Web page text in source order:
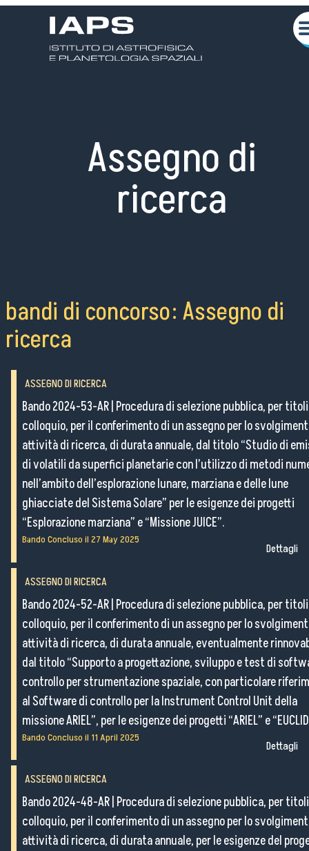
Assegno di
ricerca
bandi di concorso: Assegno di
ricerca
ASSEGNO DI RICERCA
Bando 2024-53-AR Procedura di selezione pubblica, per
colloquio, per il conferimento di un assegno per lo
attività di ricerca, di durata annuale, dal titolo “Studio di
di volatili da superfici planetarie con l’utilizzo di metodi
nell’ambito dell’esplorazione lunare, marziana e delle lune
ghiacciate del Sistema Solare” per le esigenze dei progetti
“Esplorazione marziana” e “Missione JUICE”.
Bando Concluso il 27 May 2025
Dettagli
ASSEGNO DI RICERCA
Bando 2024-52-AR Procedura di selezione pubblica, per
colloquio, per il conferimento di un assegno per lo
attività di ricerca, di durata annuale, eventualmente
dal titolo “Supporto a progettazione, sviluppo e test di
controllo per strumentazione spaziale, con particolare
al Software di controllo per la Instrument Control Unit della
missione ARIEL”, per le esigenze dei progetti “ARIEL” e
Bando Concluso il 11 April 2025
Dettagli
ASSEGNO DI RICERCA
Bando 2024-48-AR Procedura di selezione pubblica, per
colloquio, per il conferimento di un assegno per lo
attività di ricerca, di durata annuale, per le esigenze del
Amministrazione Trasparente
Organigramma
Elenchi del personale
Bandi di gara
Ordini e Determine
Progetti di investimento pubblico
Automatizzazione delle procedure
lingua del sito:
Attività Scientifiche
Eventi e Manifestazioni
Attività per le scuole
FSL - Formazione Scuola Lavoro
Per il personale